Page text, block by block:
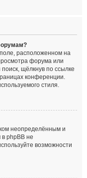
расположенном на
форума или
щёлкнув по ссылке
конференции.
стиля.
неопределённым и
phpBB не
возможности